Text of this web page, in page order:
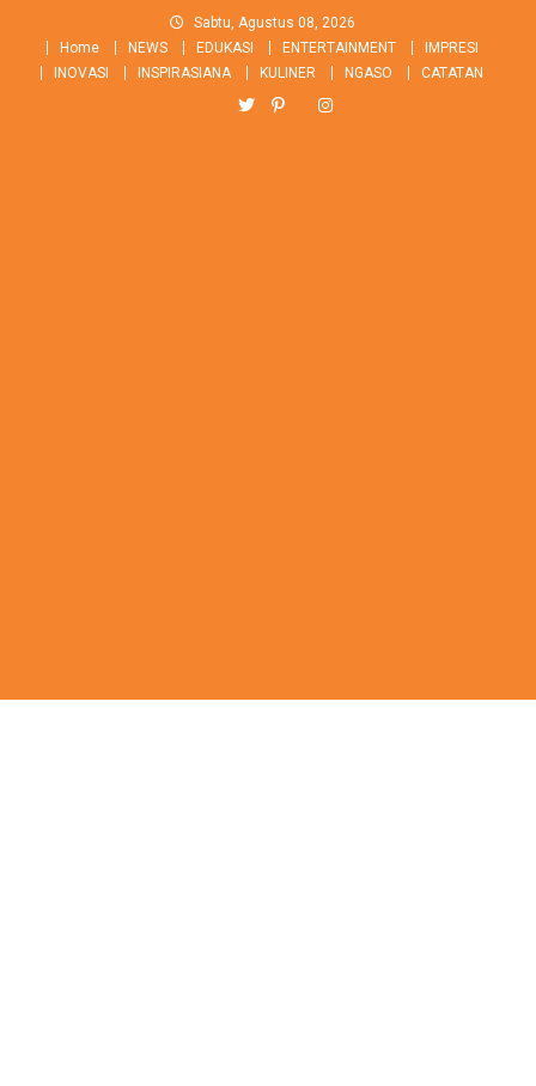
content
Sabtu, Agustus 08, 2026
Home
NEWS EDUKASI ENTERTAINMENT
IMPRESI
INOVASI
INSPIRASIANA KULINER NGASO CATATAN